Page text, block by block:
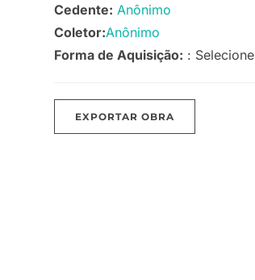
Cedente: Anônimo
Coletor:Anônimo
Forma de Aquisição: : Selecione
EXPORTAR OBRA